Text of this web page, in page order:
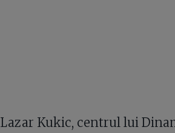
Lazar Kukic, centrul lui